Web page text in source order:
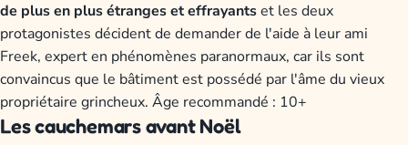
de plus en plus étranges et effrayantset les deux
protagonistes décident de demander de l'aide à leur ami
Freek, expert en phénomènes paranormaux, car ils sont
convaincus que le bâtiment est possédé par l'âme du vieux
propriétaire grincheux. Âge recommandé : 10+
Les cauchemars avant Noël